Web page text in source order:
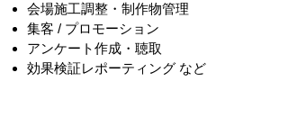
会場施工調整・制作物管理
集客 / プロモーション
アンケート作成・聴取
効果検証レポーティング など